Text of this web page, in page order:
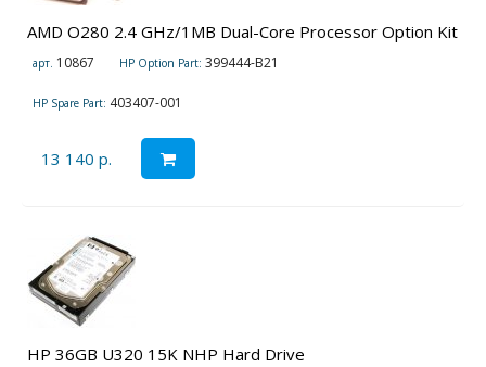
AMD O280 2.4 GHz/1MB Dual-Core Processor Option Kit
арт. 10867 HP Option Part: 399444-B21
HP Spare Part: 403407-001
13 140 р.
HP 36GB U320 15K NHP Hard Drive